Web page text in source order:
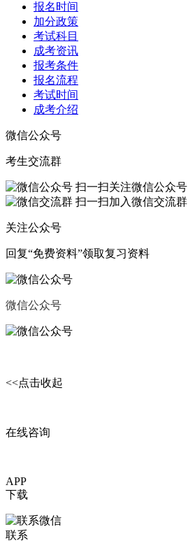
报名时间
加分政策
考试科目
成考资讯
报考条件
报名流程
考试时间
成考介绍
微信公众号
考生交流群
扫一扫关注微信公众号
扫一扫加入微信交流群
关注公众号
回复“免费资料”领取复习资料
微信公众号
<<点击收起
在线咨询
APP
下载
联系